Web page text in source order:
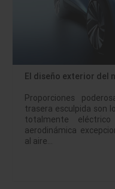
El diseño exterior del
Proporciones
trasera esculpida son
totalmente
aerodinámica
al aire…